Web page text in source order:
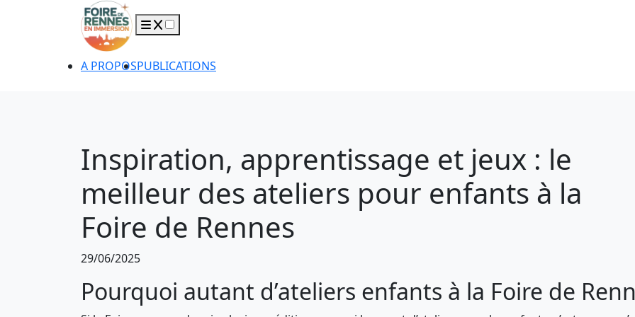
A PROPOSPUBLICATIONS
Inspiration, apprentissage et jeux : le
meilleur des ateliers pour enfants à la
Foire de Rennes
29/06/2025
Pourquoi autant d’ateliers enfants à la Foire de